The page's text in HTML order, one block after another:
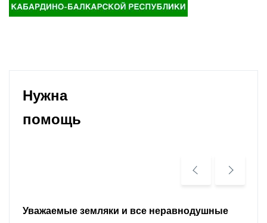
Нужна
помощь
Уважаемые земляки и все неравнодушные